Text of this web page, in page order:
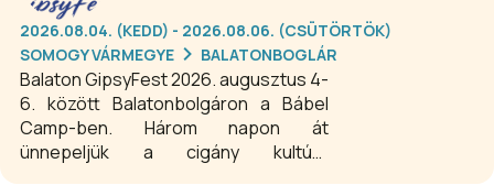
2026.08.04. (KEDD) - 2026.08.06. (CSÜTÖRTÖK)
SOMOGY VÁRMEGYE
BALATONBOGLÁR
Balaton GipsyFest 2026. augusztus 4-
6. között Balatonbolgáron a Bábel
Camp-ben. Három napon át
ünnepeljük a cigány kultúra